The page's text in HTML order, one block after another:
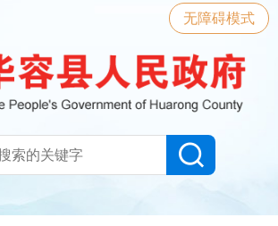
无障碍模式